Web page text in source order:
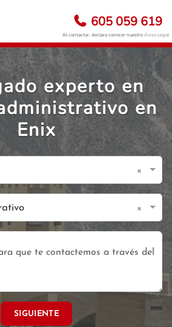
605 059 619
Al contactar, declara conocer nuestroAviso Legal
experto en
en
Enix
×
×
SIGUIENTE